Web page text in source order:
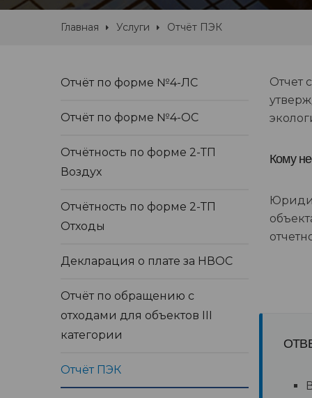
Главная Услуги Отчёт ПЭК
Отчет
Кому
Отчёт по форме №4-ЛС
Отчёт по форме №4-ОС
Отчётность по форме 2-ТП
Воздух
Отчётность по форме 2-ТП
Отходы
Декларация о плате за НВОС
Отчёт по обращению с
отходами для объектов III
категории
Отчёт ПЭК